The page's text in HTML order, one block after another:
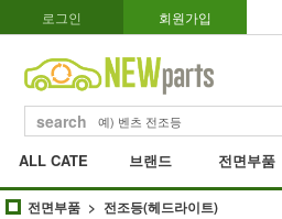
로그인 회원가입
search
ALL CATE 브랜드 전면부품
전면부품 전조등(헤드라이트)